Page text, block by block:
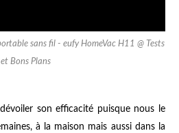
sans fil - eufy HomeVac H11 @ Tests
et Bons Plans
son efficacité puisque nous le
à la maison mais aussi dans la